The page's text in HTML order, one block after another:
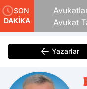
SON
DAKİKA
Avukatlar
Avukat
Vurdu
Yazarlar